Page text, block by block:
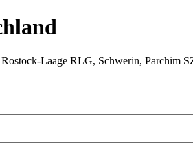
Laage RLG, Schwerin,